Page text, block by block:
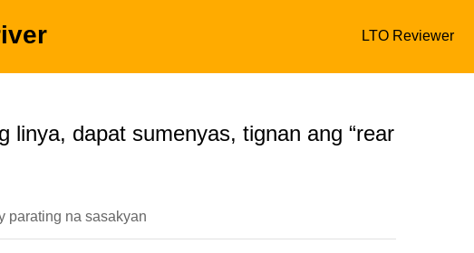
LTO Reviewer
linya, dapat sumenyas, tignan ang “rear
parating na sasakyan